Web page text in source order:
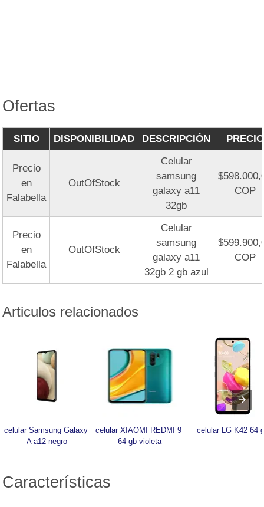
Ofertas
SITIO DISPONIBILIDAD DESCRIPCIÓN PRECIO
Precio
en
Falabella
OutOfStock
Celular
samsung
galaxy a11
32gb
COP
Precio
en
Falabella
OutOfStock
Celular
samsung
galaxy a11
32gb 2 gb azul
COP
Articulos relacionados
celular Samsung Galaxy
A a12 negro
celular XIAOMI REDMI 9
64 gb violeta
celular LG K42 64
Características